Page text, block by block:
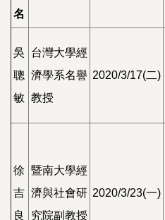
名
吳
聰
敏
台灣大學經
濟學系名譽
教授
2020/3/17(二)
徐
吉
良
暨南大學經
濟與社會研
究院副教授
2020/3/23(一)